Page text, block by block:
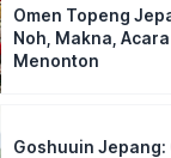
Omen Topeng
Noh, Makna,
Menonton
Goshuuin Jepang: